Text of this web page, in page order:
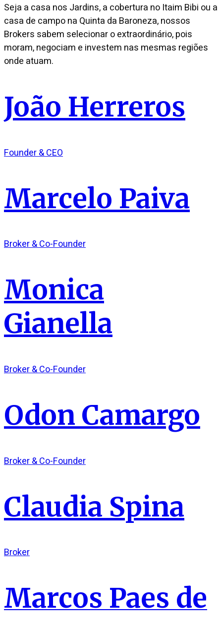
Seja a casa nos Jardins, a cobertura no Itaim Bibi ou a
casa de campo na Quinta da Baroneza, nossos
Brokers sabem selecionar o extraordinário, pois
moram, negociam e investem nas mesmas regiões
onde atuam.
João Herreros
Founder & CEO
Marcelo Paiva
Broker & Co-Founder
Monica
Gianella
Broker & Co-Founder
Odon Camargo
Broker & Co-Founder
Claudia Spina
Broker
Marcos Paes de